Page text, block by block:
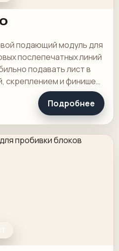
подающий модуль для
послепечатных линий
подавать лист в
скреплением и финишем,
Подробнее